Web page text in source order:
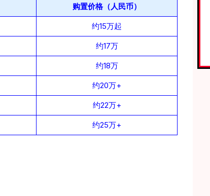
购置价格（人民币）
约15万起
约17万
约18万
约20万+
约22万+
约25万+